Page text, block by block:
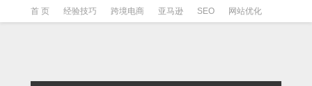
首 页 经验技巧 跨境电商 亚马逊 SEO 网站优化